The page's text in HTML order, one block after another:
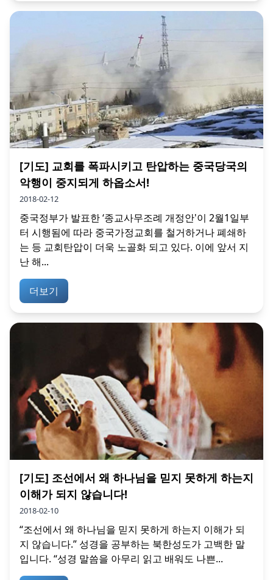
[기도] 교회를 폭파시키고 탄압하는 중국당국의
악행이 중지되게 하옵소서!
2018-02-12
중국정부가 발표한 ‘종교사무조례 개정안'이 2월1일부
터 시행됨에 따라 중국가정교회를 철거하거나 폐쇄하
는 등 교회탄압이 더욱 노골화 되고 있다. 이에 앞서 지
난 해...
더보기
[기도] 조선에서 왜 하나님을 믿지 못하게 하는지
이해가 되지 않습니다!
2018-02-10
“조선에서 왜 하나님을 믿지 못하게 하는지 이해가 되
지 않습니다.” 성경을 공부하는 북한성도가 고백한 말
입니다. “성경 말씀을 아무리 읽고 배워도 나쁜...